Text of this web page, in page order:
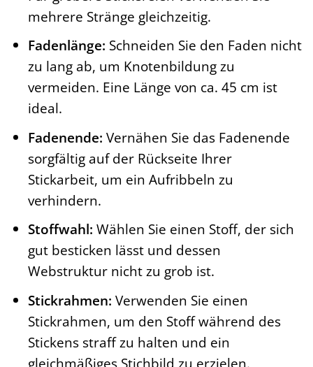
mehrere Stränge gleichzeitig.
Fadenlänge: Schneiden Sie den Faden nicht
zu lang ab, um Knotenbildung zu
vermeiden. Eine Länge von ca. 45 cm ist
ideal.
Fadenende: Vernähen Sie das Fadenende
sorgfältig auf der Rückseite Ihrer
Stickarbeit, um ein Aufribbeln zu
verhindern.
Stoffwahl: Wählen Sie einen Stoff, der sich
gut besticken lässt und dessen
Webstruktur nicht zu grob ist.
Stickrahmen: Verwenden Sie einen
Stickrahmen, um den Stoff während des
Stickens straff zu halten und ein
gleichmäßiges Stichbild zu erzielen.